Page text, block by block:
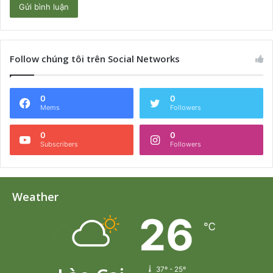
Follow chúng tôi trên Social Networks
0
Mems
0
Followers
0
Subscribers
0
Followers
Weather
26 ℃
37º - 25º